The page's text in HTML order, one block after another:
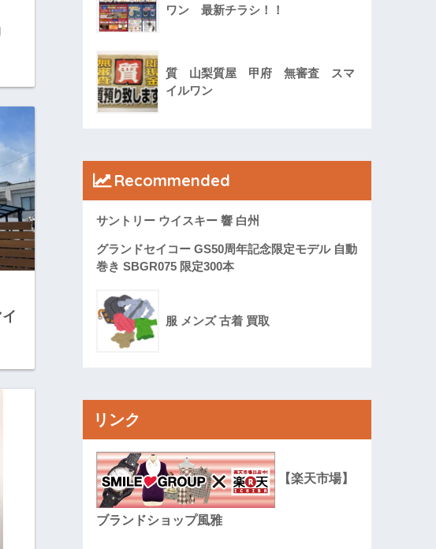
ワン 最新チラシ！！
質 山梨質屋 甲府 無審査 スマ
イルワン
Recommended
サントリー ウイスキー 響 白州
グランドセイコー GS50周年記念限定モデル 自動
巻き SBGR075 限定300本
服 メンズ 古着 買取
リンク
【楽天市場】
ブランドショップ風雅